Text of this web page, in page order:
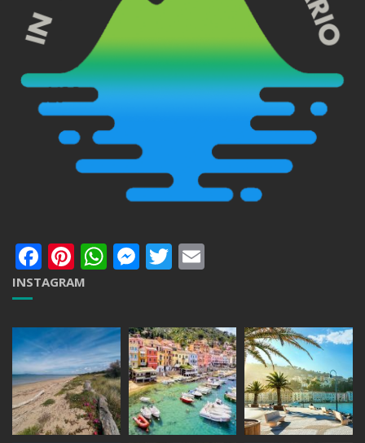
Facebook
Pinterest
WhatsApp
Messenger
Twitter
INSTAGRAM